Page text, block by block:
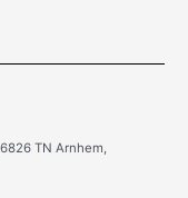
TN Arnhem,